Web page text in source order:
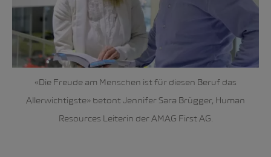
«Die Freude am Menschen ist für diesen Beruf das
Allerwichtigste» betont Jennifer Sara Brügger, Human
Resources Leiterin der AMAG First AG.